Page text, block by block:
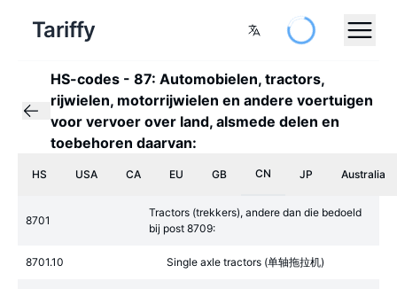
Tariffy
HS-codes - 87: Automobielen, tractors,
rijwielen, motorrijwielen en andere voertuigen
voor vervoer over land, alsmede delen en
toebehoren daarvan:
HS USA CA EU GB CN JP Australia
8701
Tractors (trekkers), andere dan die bedoeld
bij post 8709:
8701.10 Single axle tractors (单轴拖拉机)